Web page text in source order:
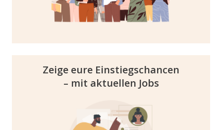
Nachwuchskräften verankert.
Zeige eure Einstiegschancen
– mit aktuellen Jobs
Präsentiere innerhalb des
Unternehmensprofils eure aktuellen
Stellenangebote bei Young Talents. Der